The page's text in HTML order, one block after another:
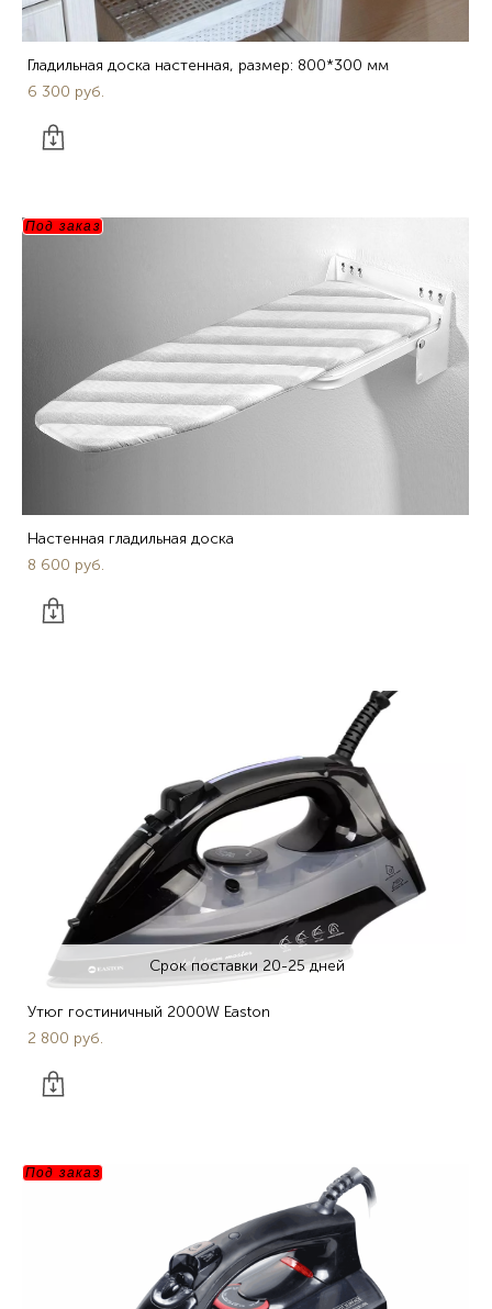
Гладильная доска настенная, размер: 800*300 мм
6 300 pуб.
Под заказ
Настенная гладильная доска
8 600 pуб.
Срок поставки 20-25 дней
Утюг гостиничный 2000W Easton
2 800 pуб.
Под заказ